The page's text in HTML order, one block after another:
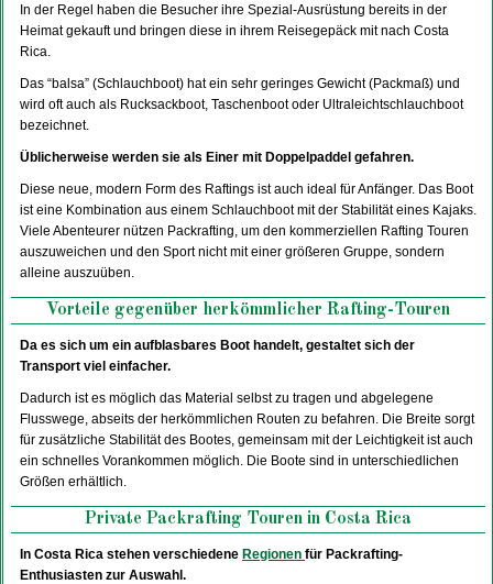
In der Regel haben die Besucher ihre Spezial-Ausrüstung bereits in der
Heimat gekauft und bringen diese in ihrem Reisegepäck mit nach Costa
Rica.
Das “balsa” (Schlauchboot) hat ein sehr geringes Gewicht (Packmaß) und
wird oft auch als Rucksackboot, Taschenboot oder Ultraleichtschlauchboot
bezeichnet.
Üblicherweise werden sie als Einer mit Doppelpaddel gefahren.
Diese neue, modern Form des Raftings ist auch ideal für Anfänger. Das Boot
ist eine Kombination aus einem Schlauchboot mit der Stabilität eines Kajaks.
Viele Abenteurer nützen Packrafting, um den kommerziellen Rafting Touren
auszuweichen und den Sport nicht mit einer größeren Gruppe, sondern
alleine auszuüben.
Vorteile gegenüber herkömmlicher Rafting-Touren
Da es sich um ein aufblasbares Boot handelt, gestaltet sich der
Transport viel einfacher.
Dadurch ist es möglich das Material selbst zu tragen und abgelegene
Flusswege, abseits der herkömmlichen Routen zu befahren. Die Breite sorgt
für zusätzliche Stabilität des Bootes, gemeinsam mit der Leichtigkeit ist auch
ein schnelles Vorankommen möglich. Die Boote sind in unterschiedlichen
Größen erhältlich.
Private Packrafting Touren in Costa Rica
In Costa Rica stehen verschiedene Regionen für Packrafting-
Enthusiasten zur Auswahl.